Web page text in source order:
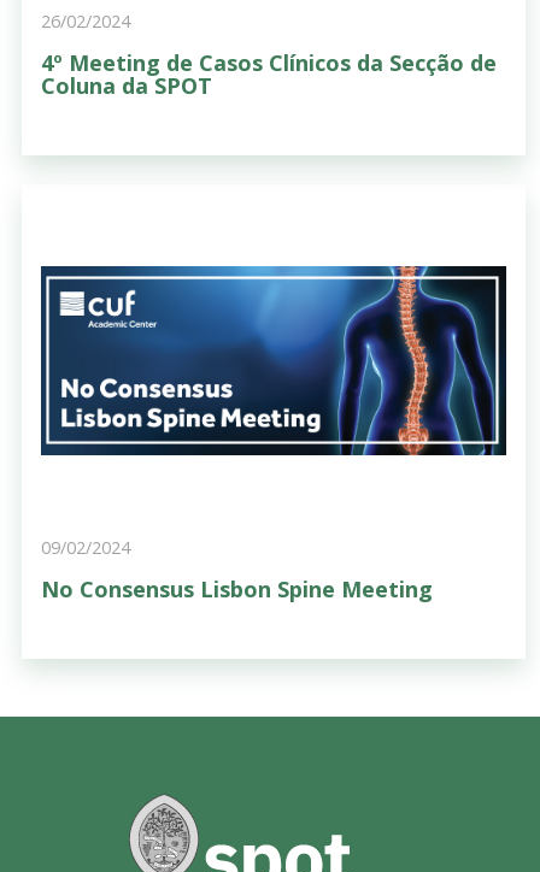
26/02/2024
4º Meeting de Casos Clínicos da Secção de
Coluna da SPOT
09/02/2024
No Consensus Lisbon Spine Meeting